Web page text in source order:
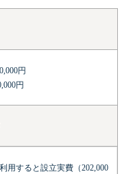
円
円
用すると設立実費（202,000